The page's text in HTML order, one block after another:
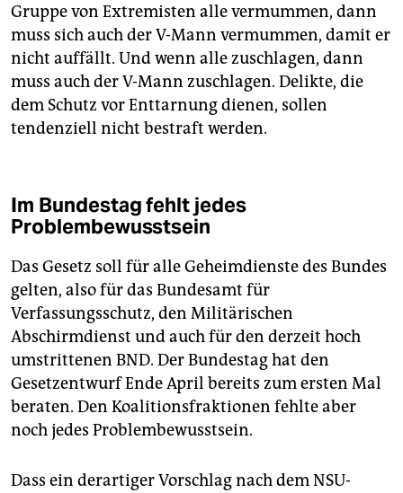
Gruppe von Extremisten alle vermummen, dann
muss sich auch der V-Mann vermummen, damit er
nicht auffällt. Und wenn alle zuschlagen, dann
muss auch der V-Mann zuschlagen. Delikte, die
dem Schutz vor Enttarnung dienen, sollen
tendenziell nicht bestraft werden.
Im Bundestag fehlt jedes
Problembewusstsein
Das Gesetz soll für alle Geheimdienste des Bundes
gelten, also für das Bundesamt für
Verfassungsschutz, den Militärischen
Abschirmdienst und auch für den derzeit hoch
umstrittenen BND. Der Bundestag hat den
Gesetzentwurf Ende April bereits zum ersten Mal
beraten. Den Koalitionsfraktionen fehlte aber
noch jedes Problembewusstsein.
Dass ein derartiger Vorschlag nach dem NSU-